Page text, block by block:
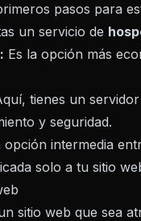
pasos para
un servicio de
Es la opción más
tienes un
y seguridad.
opción intermedia
solo a tu sitio
sitio web que sea